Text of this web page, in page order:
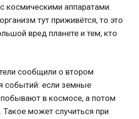
космическими аппаратами.
тут приживётся, то это
вред планете и тем, кто
сообщили о втором
событий: если земные
в космосе, а потом
Такое может случиться при